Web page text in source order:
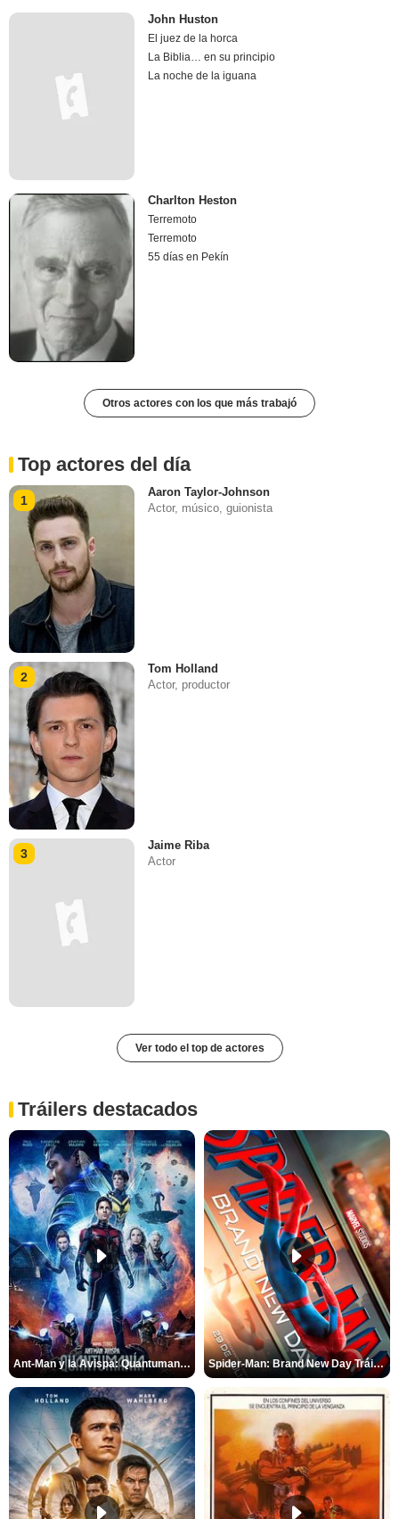
John Huston
El juez de la horca
La Biblia… en su principio
La noche de la iguana
Charlton Heston
Terremoto
Terremoto
55 días en Pekín
Otros actores con los que más trabajó
Top actores del día
1
Aaron Taylor-Johnson
Actor, músico, guionista
2
Tom Holland
Actor, productor
3
Jaime Riba
Actor
Ver todo el top de actores
Tráilers destacados
Ant-Man y la Avispa: Quantumanía Tráiler (2) Spider-Man: Brand New Day Tráiler (3)